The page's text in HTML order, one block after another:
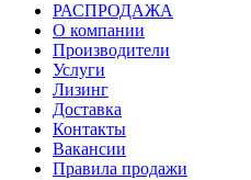
РАСПРОДАЖА
О компании
Производители
Услуги
Лизинг
Доставка
Контакты
Вакансии
Правила продажи